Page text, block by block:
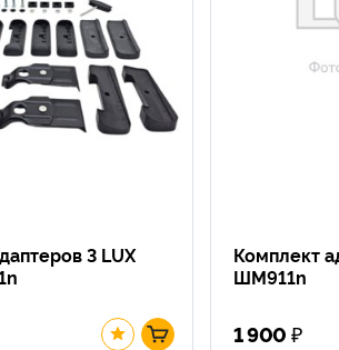
3 LUX
Комплект
ШМ911n
1 900 ₽